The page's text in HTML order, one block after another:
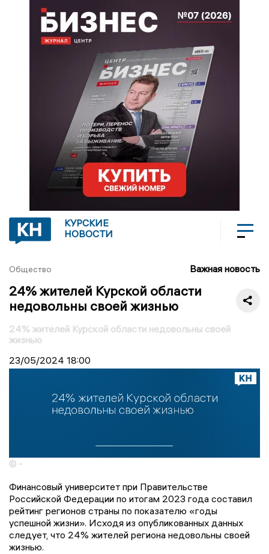
КУРСКИЕ
НОВОСТИ
Общество Важная новость
24% жителей Курской области
недовольны своей жизнью
24% жителей Курской области недовольны своей
жизнью
23/05/2024 18:00
© -
Финансовый университет при Правительстве
Российской Федерации по итогам 2023 года составил
рейтинг регионов страны по показателю «годы
успешной жизни». Исходя из опубликованных данных
следует, что 24% жителей региона недовольны своей
жизнью.